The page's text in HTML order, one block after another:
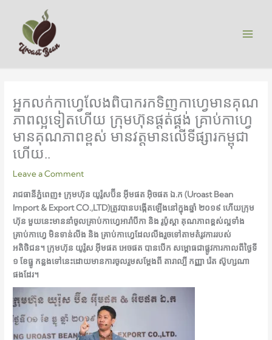
content
អ្នកលក់កាហ្វេលែងពិបាករកទិញកាហ្វេមានគុណ
ភាពល្អទៀតហើយ ក្រុមហ៊ុនផ្តត់ផ្គង់ គ្រាប់កាហ្វេ
មានគុណភាពខ្ពស់ មានវត្តមានលើទីផ្សារកម្ពុជា
ហើយ..
Leave a Comment
រាជធានីភ្នំពេញ៖ ក្រុមហ៊ុន យូរ៉ូសប៊ីន អ៊ីមផត អ៊ិចផត ឯ.ក (Uroast Bean
Import & Export CO.,LTD)ត្រូវបានបង្កើតឡើងនៅក្នុងឆ្នាំ ២០១៩ ហើយក្រុម
ហ៊ុន មួយនេះមាននាំចូលគ្រាប់កាហ្វេអារ៉ាបីកា និង រូប៉ូស្តា គុណភាពខ្ពស់ល្អទាំង
គ្រាប់កាហ្វេ មិនទាន់លីង និង គ្រាប់កាហ្វេដែលលីងរួចទៅតាមតំរូវការរ​បស់
អតិថិជន។ ក្រុមហ៊ុន​ យូរ៉ូស អ៊ីមផត អេចផត បានបើក សម្ពោធជាផ្លូវការកាលពីថ្ងៃទី
១ ខែធ្នូ កន្លងទៅនេះដោយមានការចូលរួមសម្តែងពី តារាល្បី កញ្ញា រ៉េត ស៊ូហ្សណា
ផងដែរ។